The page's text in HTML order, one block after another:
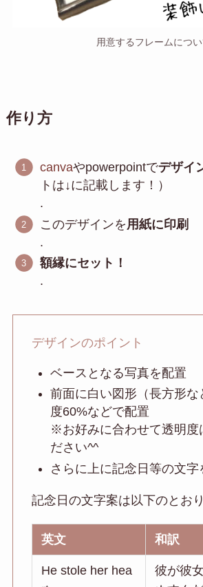
用意するフレームについ
作り方
canvaやpowerpointでデザイ
トは↓に記載します！）
.
このデザインを 用紙に印刷
.
額縁にセット！
.
デザインのポイント
ベースとなる写真を配置
前面に白い図形（長方形な
度60%などで配置
※お好みに合わせて透明度
ださい^^
さらに上に記念日等の文字
記念日の文字案は以下のとお
英文 和訳
He stole her hea
彼が彼